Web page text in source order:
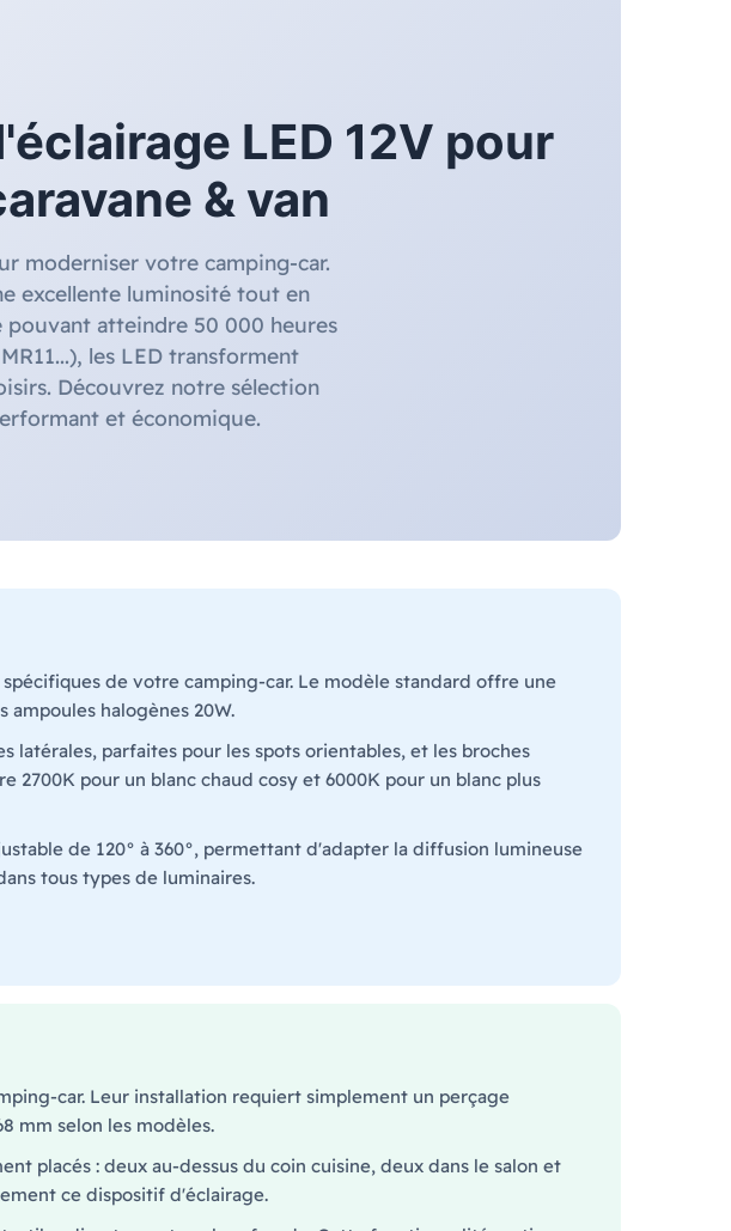
LED 12V pour
& van
moderniser votre camping-car.
excellente luminosité tout en
atteindre 50 000 heures
les LED transforment
Découvrez notre sélection
et économique.
de votre camping-car. Le modèle standard offre une
ampoules halogènes 20W.
latérales, parfaites pour les spots orientables, et les broches
pour un blanc chaud cosy et 6000K pour un blanc plus
de 120° à 360°, permettant d'adapter la diffusion lumineuse
tous types de luminaires.
car. Leur installation requiert simplement un perçage
mm selon les modèles.
placés : deux au-dessus du coin cuisine, deux dans le salon et
ce dispositif d'éclairage.